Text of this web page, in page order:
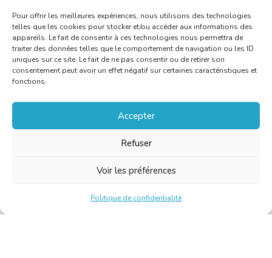
Pour offrir les meilleures expériences, nous utilisons des technologies
telles que les cookies pour stocker et/ou accéder aux informations des
appareils. Le fait de consentir à ces technologies nous permettra de
traiter des données telles que le comportement de navigation ou les ID
uniques sur ce site. Le fait de ne pas consentir ou de retirer son
consentement peut avoir un effet négatif sur certaines caractéristiques et
fonctions.
Accepter
Refuser
Voir les préférences
Politique de confidentialité